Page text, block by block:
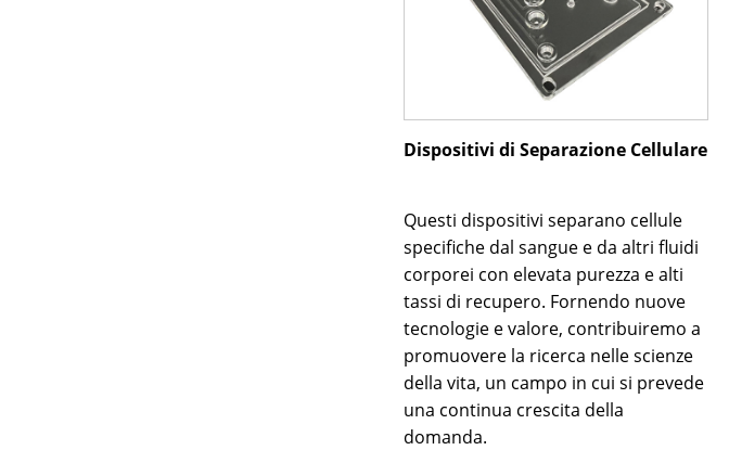
Dispositivi di Separazione Cellulare
Questi dispositivi separano cellule
specifiche dal sangue e da altri fluidi
corporei con elevata purezza e alti
tassi di recupero. Fornendo nuove
tecnologie e valore, contribuiremo a
promuovere la ricerca nelle scienze
della vita, un campo in cui si prevede
una continua crescita della
domanda.